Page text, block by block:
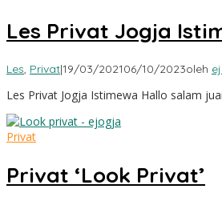
Les Privat Jogja
Les, Privat|19/03/202106/10/2023oleh
Les Privat Jogja Istimewa Hallo salam
Privat
Privat ‘Look Privat’